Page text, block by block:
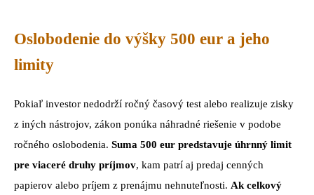
Oslobodenie do výšky 500 eur a jeho
limity
Pokiaľ investor nedodrží ročný časový test alebo realizuje zisky
z iných nástrojov, zákon ponúka náhradné riešenie v podobe
ročného oslobodenia. Suma 500 eur predstavuje úhrnný limit
pre viaceré druhy príjmov, kam patrí aj predaj cenných
papierov alebo príjem z prenájmu nehnuteľnosti. Ak celkový